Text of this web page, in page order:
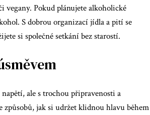
Pokud plánujete alkoholické
S dobrou organizací jídla a pití se
si společné setkání bez starostí.
ale s trochou připravenosti a
jak si udržet klidnou hlavu během